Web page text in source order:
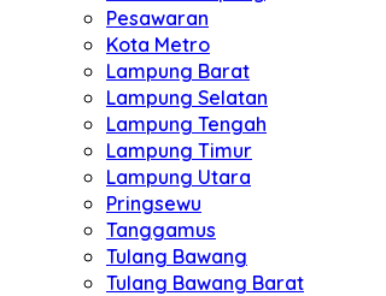
Pesawaran
Kota Metro
Lampung Barat
Lampung Selatan
Lampung Tengah
Lampung Timur
Lampung Utara
Pringsewu
Tanggamus
Tulang Bawang
Tulang Bawang Barat